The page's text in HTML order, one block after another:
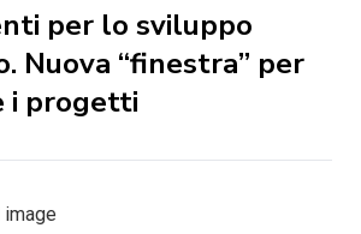
per lo sviluppo
Nuova “finestra” per
i progetti